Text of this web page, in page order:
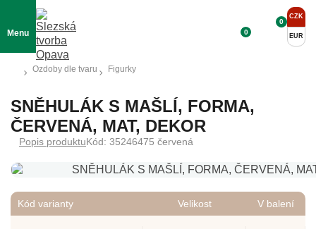
Menu 0
CZK
EUR
0
Ozdoby dle tvaru Figurky
SNĚHULÁK S MAŠLÍ, FORMA,
ČERVENÁ, MAT, DEKOR
Popis produktuKód: 35246475 červená
Kód varianty Velikost V balení